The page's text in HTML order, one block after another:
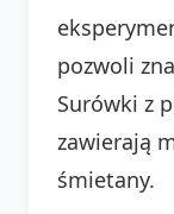
pozwoli
Surówki z
zawierają
śmietany.